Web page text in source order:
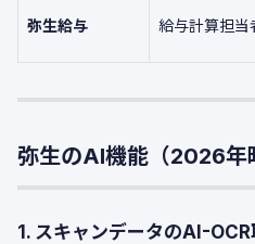
弥生給与 給与計算担当
弥生のAI機能（2026年
1. スキャンデータのAI-OCR